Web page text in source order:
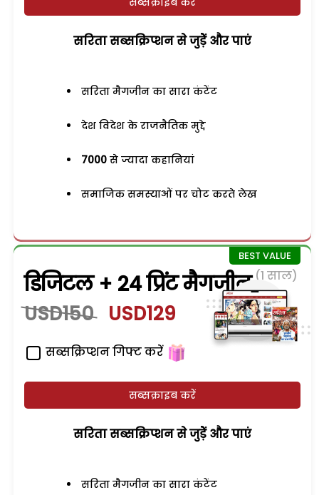
सरिता सब्सक्रिप्शन से जुड़ेें और पाएं
सरिता मैगजीन का सारा कंटेंट
देश विदेश के राजनैतिक मुद्दे
7000 से ज्यादा कहानियां
समाजिक समस्याओं पर चोट करते लेख
डिजिटल + 24 प्रिंट मैगजीन (1 साल)
USD150 USD129
सब्सक्रिप्शन गिफ्ट करें
सब्सक्राइब करें
सरिता सब्सक्रिप्शन से जुड़ेें और पाएं
सरिता मैगजीन का सारा कंटेंट